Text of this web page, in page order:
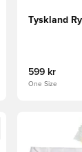
Tyskland
599 kr
One Size
dig som
Öppnar en